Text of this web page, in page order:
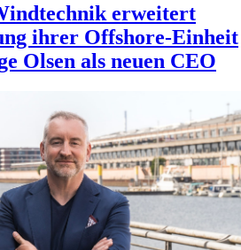
erweitert
ihrer Offshore-Einheit
Olsen als neuen CEO